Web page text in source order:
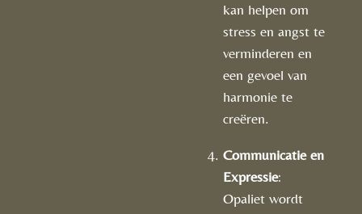
kan helpen om
stress en angst te
verminderen en
een gevoel van
harmonie te
creëren.
Communicatie en
Expressie:
Opaliet wordt